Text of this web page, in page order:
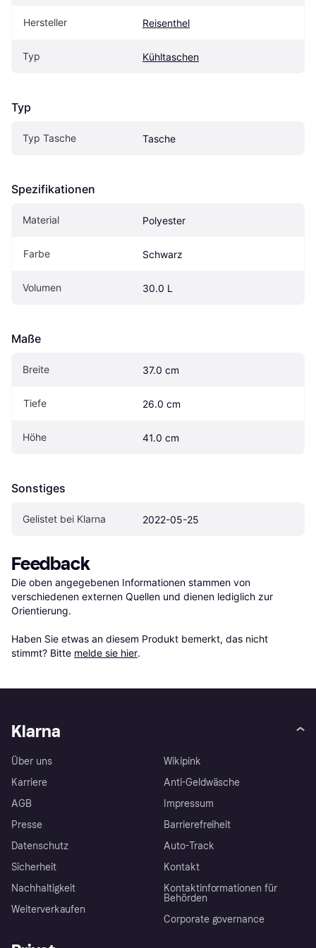
Hersteller Reisenthel
Typ Kühltaschen
Typ
Typ Tasche Tasche
Spezifikationen
Material Polyester
Farbe Schwarz
Volumen 30.0 L
Maße
Breite 37.0 cm
Tiefe 26.0 cm
Höhe 41.0 cm
Sonstiges
Gelistet bei Klarna 2022-05-25
Feedback
Die oben angegebenen Informationen stammen von
verschiedenen externen Quellen und dienen lediglich zur
Orientierung.
Haben Sie etwas an diesem Produkt bemerkt, das nicht
stimmt? Bitte melde sie hier.
Klarna
Über uns
Karriere
AGB
Presse
Datenschutz
Sicherheit
Nachhaltigkeit
Weiterverkaufen
Wikipink
Anti-Geldwäsche
Impressum
Barrierefreiheit
Auto-Track
Kontakt
Kontaktinformationen für
Behörden
Corporate governance